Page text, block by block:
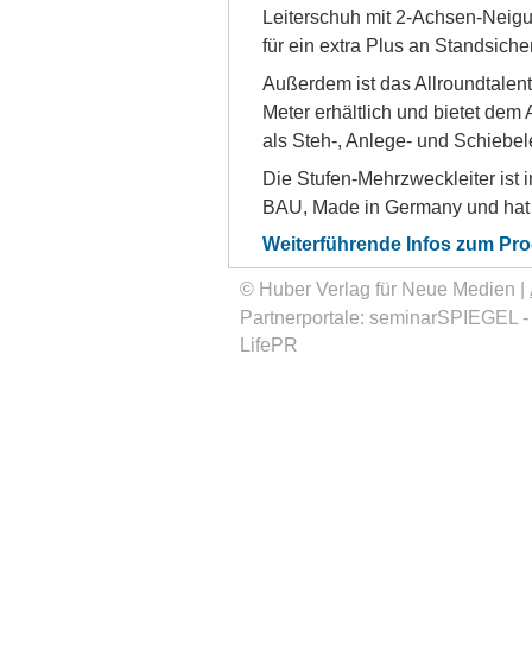
Lei­t­er­schuh mit 2-Ach­sen-
für ein ex­t­ra Plus an
Au­ßer­dem ist das
Me­ter er­hält­lich und bie­tet
als Steh-, An­le­ge- und
Die Stu­fen-Mehr­zweck­lei­ter ist
BAU, Ma­de in Ger­ma­ny und
Weiterführende Infos zum
© Huber Verlag für Neue Medien |
Partnerportale: seminarSPIEGEL -
LifePR